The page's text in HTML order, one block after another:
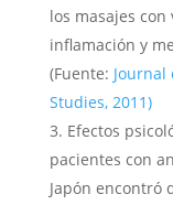
los masajes
inflamación y
(Fuente:
Studies, 2011)
Efectos
pacientes con
Japón encontró